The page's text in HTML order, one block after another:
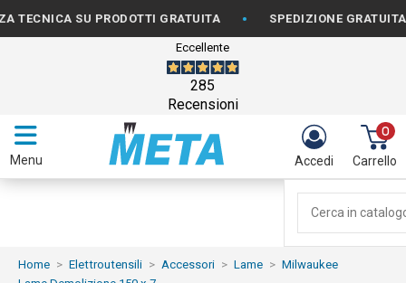
SU PRODOTTI GRATUITA • SPEDIZIONE GRATUITA
Eccellente
285
Recensioni
Menu Accedi
0
Carrello
Home Elettroutensili Accessori Lame
Milwaukee